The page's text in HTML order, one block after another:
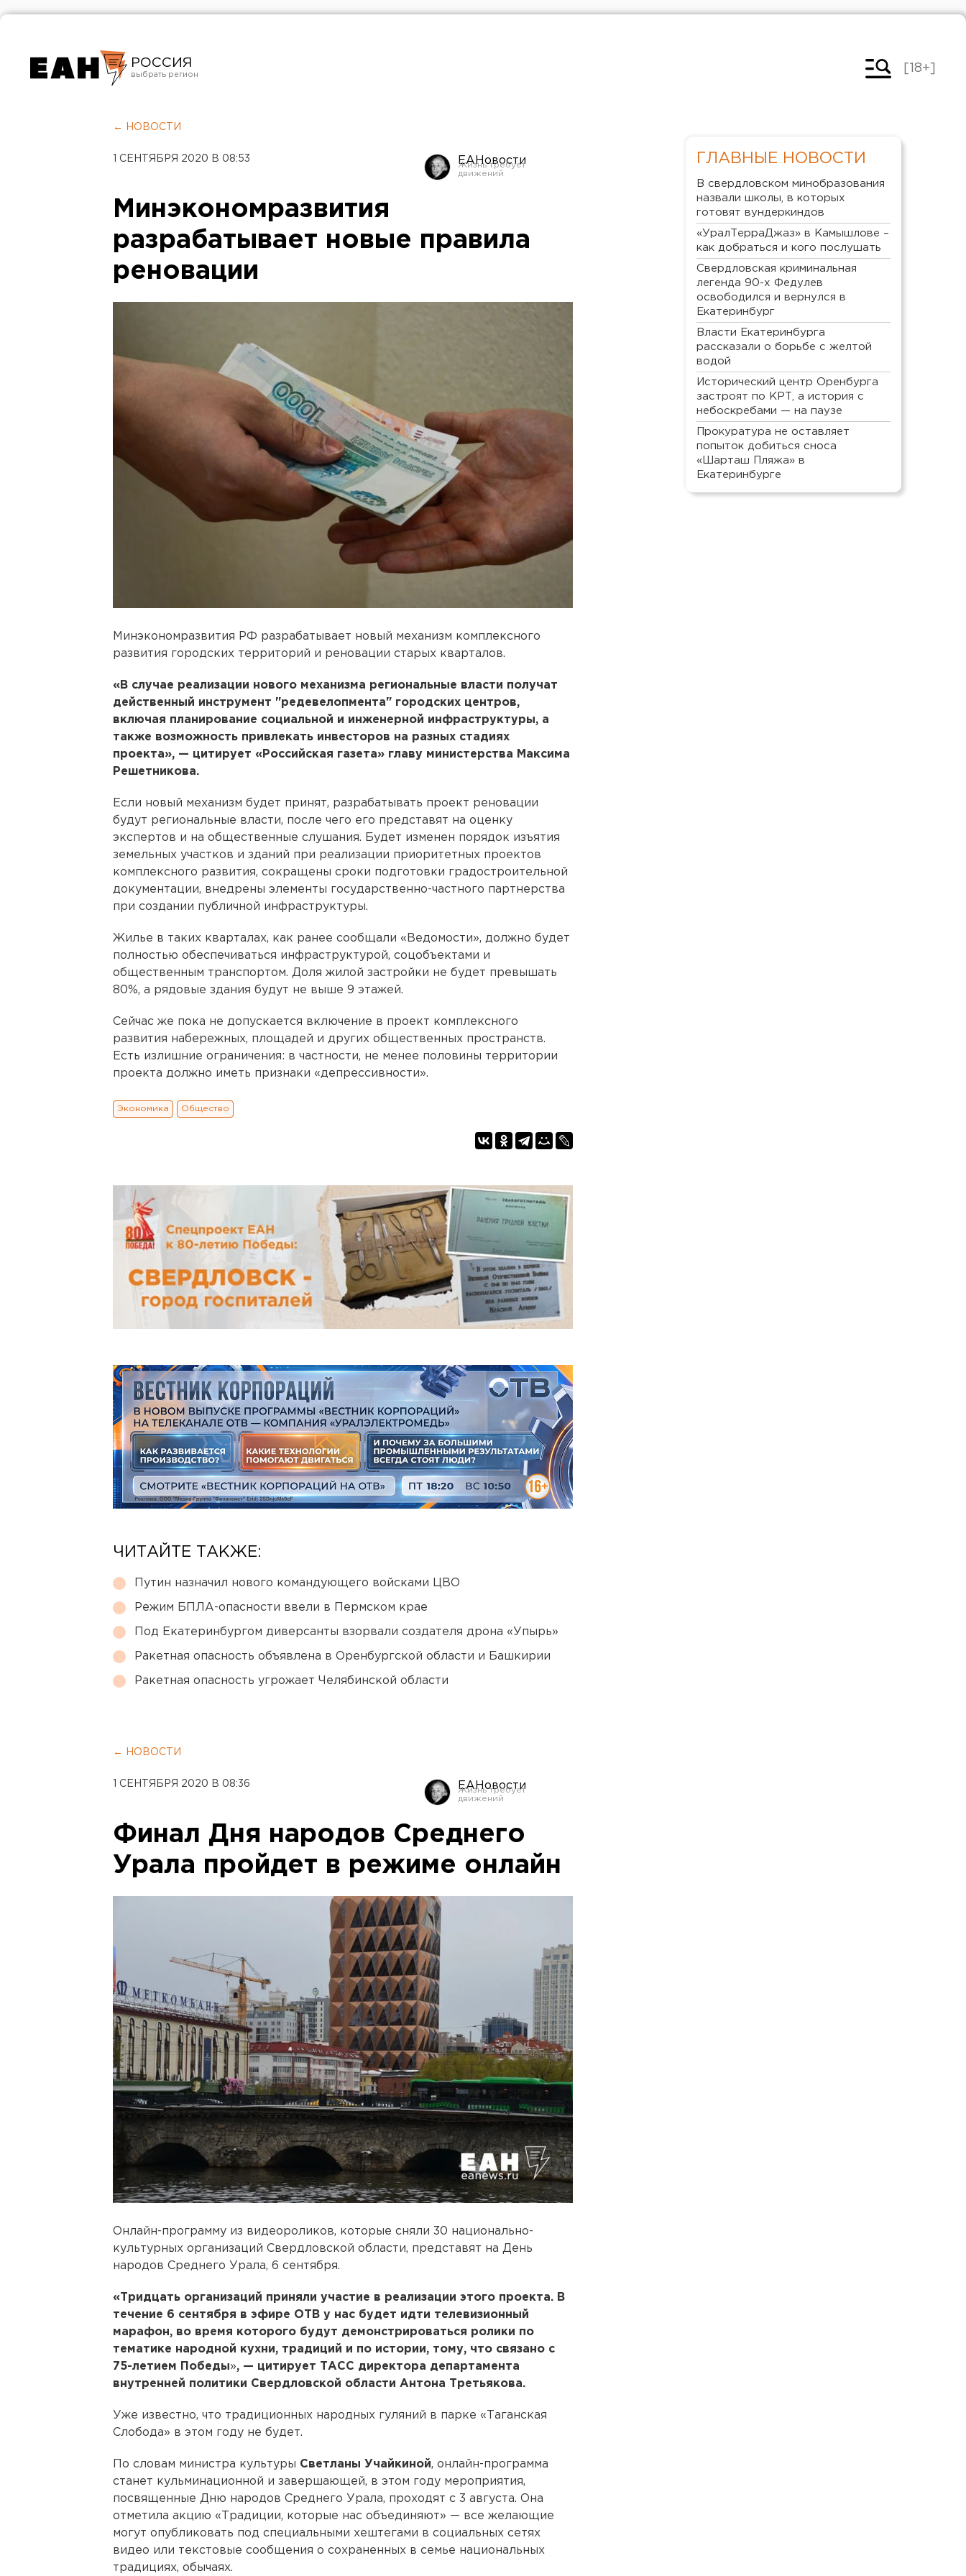
РОССИЯ
Челябинск
[18+]
← НОВОСТИ
1 СЕНТЯБРЯ 2020 В 08:53 ЕАНовости
Минэкономразвития
разрабатывает новые правила
реновации
Минэкономразвития РФ разрабатывает новый механизм комплексного
развития городских территорий и реновации старых кварталов.
«В случае реализации нового механизма региональные власти получат
действенный инструмент "редевелопмента" городских центров,
включая планирование социальной и инженерной инфраструктуры, а
также возможность привлекать инвесторов на разных стадиях
проекта», — цитирует «Российская газета» главу министерства Максима
Решетникова.
Если новый механизм будет принят, разрабатывать проект реновации
будут региональные власти, после чего его представят на оценку
экспертов и на общественные слушания. Будет изменен порядок изъятия
земельных участков и зданий при реализации приоритетных проектов
комплексного развития, сокращены сроки подготовки градостроительной
документации, внедрены элементы государственно-частного партнерства
при создании публичной инфраструктуры.
Жилье в таких кварталах, как ранее сообщали «Ведомости», должно будет
полностью обеспечиваться инфраструктурой, соцобъектами и
общественным транспортом. Доля жилой застройки не будет превышать
80%, а рядовые здания будут не выше 9 этажей.
Сейчас же пока не допускается включение в проект комплексного
развития набережных, площадей и других общественных пространств.
Есть излишние ограничения: в частности, не менее половины территории
проекта должно иметь признаки «депрессивности».
Экономика Общество
ЧИТАЙТЕ ТАКЖЕ:
Путин назначил нового командующего войсками ЦВО
Режим БПЛА-опасности ввели в Пермском крае
Под Екатеринбургом диверсанты взорвали создателя дрона «Упырь»
Ракетная опасность объявлена в Оренбургской области и Башкирии
Ракетная опасность угрожает Челябинской области
← НОВОСТИ
1 СЕНТЯБРЯ 2020 В 08:36 ЕАНовости
Финал Дня народов Среднего
Урала пройдет в режиме онлайн
Онлайн-программу из видеороликов, которые сняли 30 национально-
культурных организаций Свердловской области, представят на День
народов Среднего Урала, 6 сентября.
«Тридцать организаций приняли участие в реализации этого проекта. В
течение 6 сентября в эфире ОТВ у нас будет идти телевизионный
марафон, во время которого будут демонстрироваться ролики по
тематике народной кухни, традиций и по истории, тому, что связано с
75-летием Победы», — цитирует ТАСС директора департамента
внутренней политики Свердловской области Антона Третьякова.
Уже известно, что традиционных народных гуляний в парке «Таганская
Слобода» в этом году не будет.
По словам министра культуры Светланы Учайкиной, онлайн-программа
станет кульминационной и завершающей, в этом году мероприятия,
посвященные Дню народов Среднего Урала, проходят с 3 августа. Она
отметила акцию «Традиции, которые нас объединяют» — все желающие
могут опубликовать под специальными хештегами в социальных сетях
видео или текстовые сообщения о сохраненных в семье национальных
традициях, обычаях.
ГЛАВНЫЕ НОВОСТИ
В свердловском минобразования
назвали школы, в которых
готовят вундеркиндов
«УралТерраДжаз» в Камышлове –
как добраться и кого послушать
Свердловская криминальная
легенда 90-х Федулев
освободился и вернулся в
Екатеринбург
Власти Екатеринбурга
рассказали о борьбе с желтой
водой
Исторический центр Оренбурга
застроят по КРТ, а история с
небоскребами — на паузе
Прокуратура не оставляет
попыток добиться сноса
«Шарташ Пляжа» в
Екатеринбурге